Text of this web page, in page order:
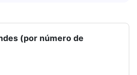
(por número de